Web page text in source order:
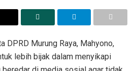
DPRD Murung Raya, Mahyono,
lebih bijak dalam menyikapi